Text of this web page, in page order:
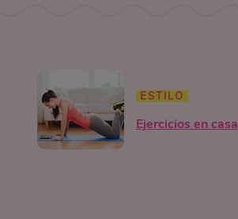
ESTILO
Ejercicios en casa